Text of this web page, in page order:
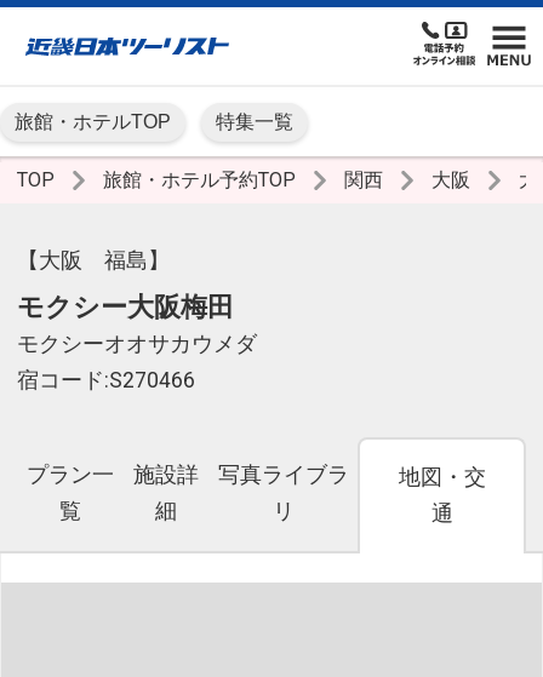
旅館・ホテルTOP 特集一覧
TOP 旅館・ホテル予約TOP 関西 大阪
【大阪 福島】
モクシー大阪梅田
モクシーオオサカウメダ
宿コード:S270466
プラン一
覧
施設詳
細
写真ライブラ
リ
地図・交
通